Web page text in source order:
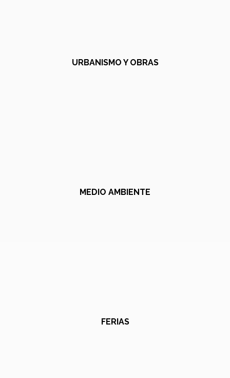
URBANISMO Y OBRAS
MEDIO AMBIENTE
FERIAS